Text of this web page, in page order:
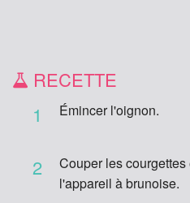
RECETTE
1
Émincer l'oignon.
2
Couper les
l'appareil à brunoise.